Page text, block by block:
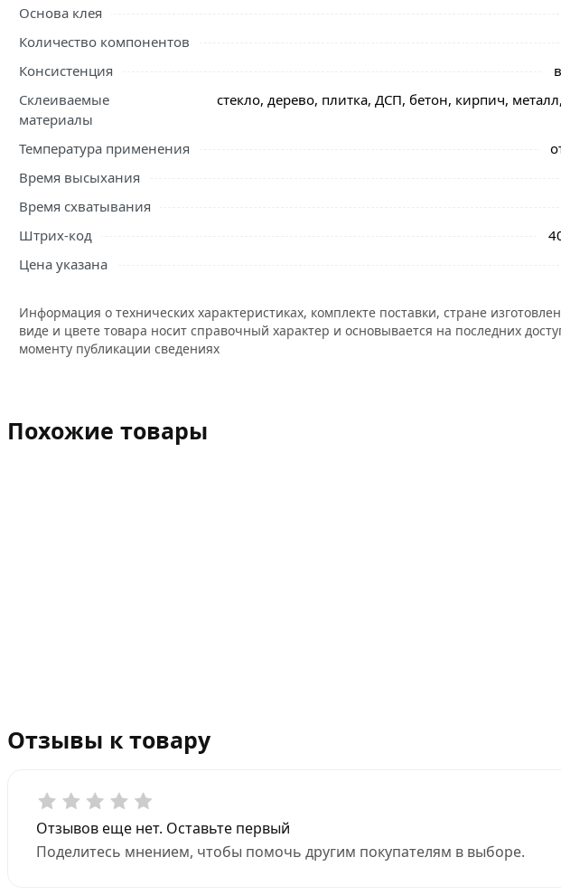
Основа клея
Количество компонентов
Консистенция
Склеиваемые
материалы
стекло, дерево, плитка, ДСП, бетон, кирпич,
Температура применения
Время высыхания
Время схватывания
Штрих-код
Цена указана
Информация о технических характеристиках, комплекте поставки, стране
виде и цвете товара носит справочный характер и основывается на последних
моменту публикации сведениях
Похожие товары
Отзывы к товару
Отзывов еще нет. Оставьте первый
Поделитесь мнением, чтобы помочь другим покупателям в выборе.